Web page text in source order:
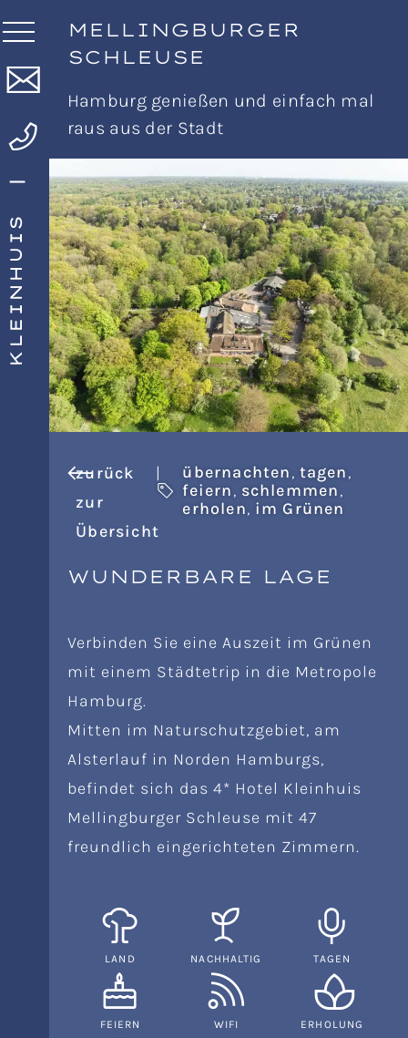
KLEINHUIS |
MELLINGBURGER
SCHLEUSE
Hamburg genießen und einfach mal
raus aus der Stadt
zurück
zur
Übersicht
| übernachten, tagen,
feiern, schlemmen,
erholen, im Grünen
WUNDERBARE LAGE
Verbinden Sie eine Auszeit im Grünen
mit einem Städtetrip in die Metropole
Hamburg.
Mitten im Naturschutzgebiet, am
Alsterlauf in Norden Hamburgs,
befindet sich das 4* Hotel Kleinhuis
Mellingburger Schleuse mit 47
freundlich eingerichteten Zimmern.
LAND NACHHALTIG TAGEN
FEIERN WIFI ERHOLUNG